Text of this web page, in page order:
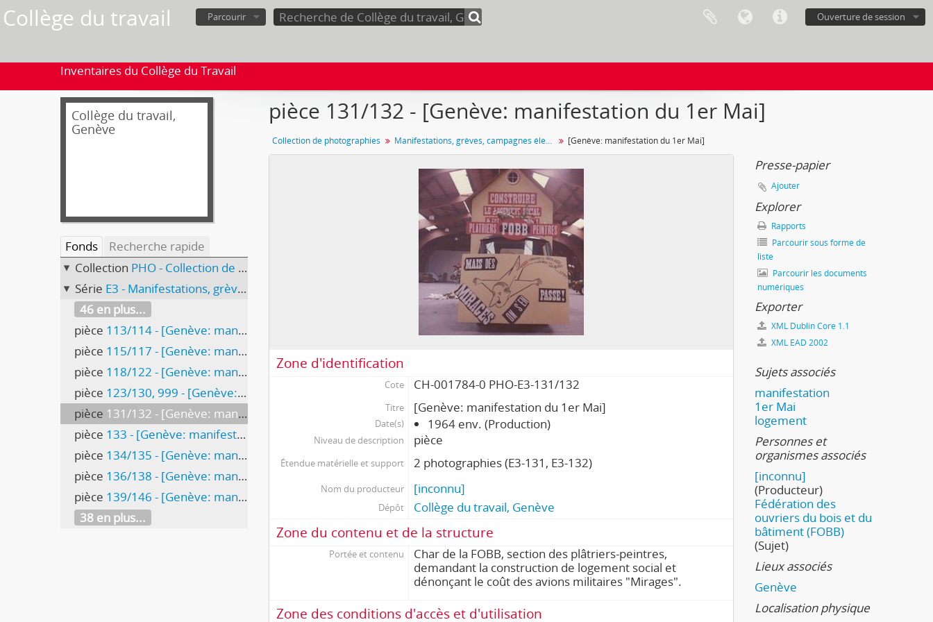
Collège du travail Ouverture de session
Parcourir
Inventaires du Collège du Travail
Collège du travail,
Genève
Fonds
Recherche rapide
Collection PHO - Collection de photographies
Série E3 - Manifestations, grèves, campagnes électorales
46 en plus...
pièce 113/114 - [Genève: manifestation du 1er Mai 1957]
pièce 115/117 - [Genève: manifestation du 1er Mai 1958]
pièce 118/122 - [Genève: manifestation du 1er Mai 1958]
pièce 123/130, 999 - [Genève: manifestation du 1er Mai 1962]
pièce 131/132 - [Genève: manifestation du 1er Mai]
pièce 133 - [Genève: manifestation du 1er Mai]
pièce 134/135 - [Genève: manifestation du 1er Mai 1965, discours de L. Tronchet]
pièce 136/138 - [Genève: manifestation du 1er Mai 1965, réunion des Espagnols]
pièce 139/146 - [Genève: manifestation du 1er Mai 1967]
38 en plus...
pièce 131/132 - [Genève: manifestation du 1er Mai]
Collection de photographies Manifestations, grèves, campagnes électorales [Genève: manifestation du 1er Mai]
Zone d'identification
Cote CH-001784-0 PHO-E3-131/132
Titre [Genève: manifestation du 1er Mai]
Date(s) 1964 env. (Production)
Niveau de description pièce
Étendue matérielle et support 2 photographies (E3-131, E3-132)
Nom du producteur [inconnu]
Dépôt Collège du travail, Genève
Zone du contenu et de la structure
Portée et contenu
Char de la FOBB, section des plâtriers-peintres,
demandant la construction de logement social et
dénonçant le coût des avions militaires "Mirages".
Zone des conditions d'accès et d'utilisation
Presse-papier
Ajouter
Explorer
Rapports
Parcourir sous forme de
liste
Parcourir les documents
numériques
Exporter
XML Dublin Core 1.1
XML EAD 2002
Sujets associés
manifestation
1er Mai
logement
Personnes et
organismes associés
[inconnu]
(Producteur)
Fédération des
ouvriers du bois et du
bâtiment (FOBB)
(Sujet)
Lieux associés
Genève
Localisation physique